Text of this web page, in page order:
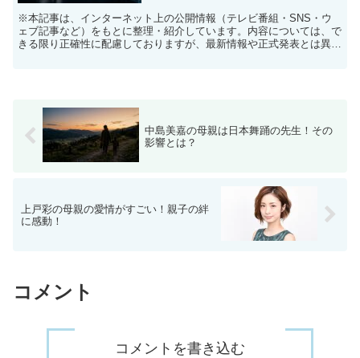
※本記事は、インターネット上の公開情報（テレビ番組・SNS・ウ
ェブ記事など）をもとに整理・紹介しています。内容については、で
きる限り正確性に配慮しておりますが、最新情報や正式発表とは異な
中島美嘉の母親は日本舞踊の先生！その
影響とは？
上戸彩の母親の愛情がすごい！親子の絆
に感動！
コメント
コメントを書き込む